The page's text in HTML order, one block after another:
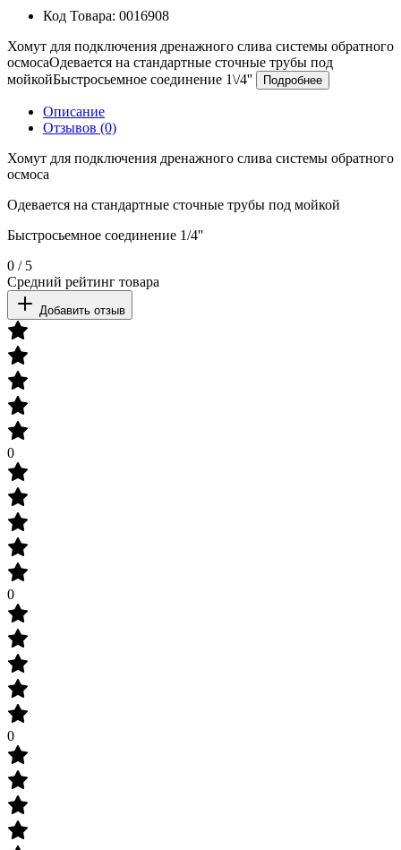
Код Товара: 0016908
Хомут для подключения дренажного слива системы обратного
осмосаОдевается на стандартные сточные трубы под
мойкойБыстросьемное соединение 1\/4''
Подробнее
Описание
Отзывов (0)
Хомут для подключения дренажного слива системы обратного
осмоса
Одевается на стандартные сточные трубы под мойкой
Быстросьемное соединение 1/4''
0 / 5
Средний рейтинг товара
Добавить отзыв
0
0
0